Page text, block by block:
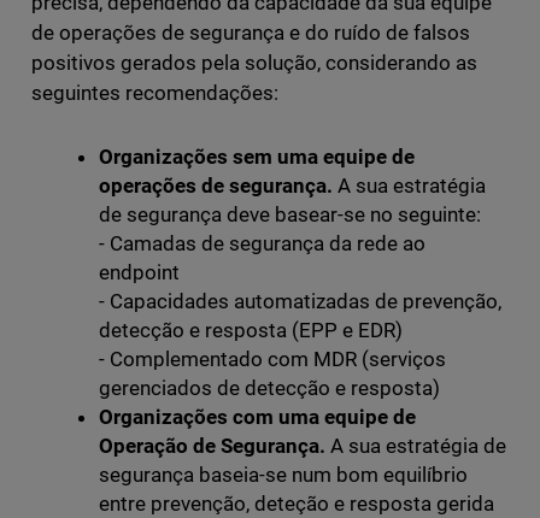
de operações de segurança e do ruído de falsos
positivos gerados pela solução, considerando as
seguintes recomendações:
Organizações sem uma equipe de
operações de segurança. A sua estratégia
de segurança deve basear-se no seguinte:
- Camadas de segurança da rede ao
endpoint
- Capacidades automatizadas de prevenção,
detecção e resposta (EPP e EDR)
- Complementado com MDR (serviços
gerenciados de detecção e resposta)
Organizações com uma equipe de
Operação de Segurança. A sua estratégia de
segurança baseia-se num bom equilíbrio
entre prevenção, deteção e resposta gerida